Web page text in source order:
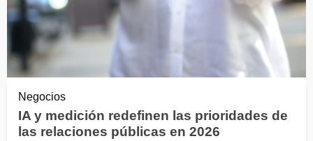
Negocios
IA y medición redefinen las prioridades de
las relaciones públicas en 2026